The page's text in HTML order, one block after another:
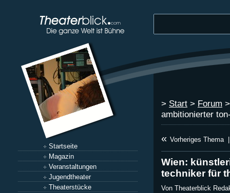
Startseite
Magazin
Veranstaltungen
Jugendtheater
Theaterstücke
> Start > Forum
ambitionierter
« Vorheriges Thema
Wien:
techniker für
Von Theaterblick